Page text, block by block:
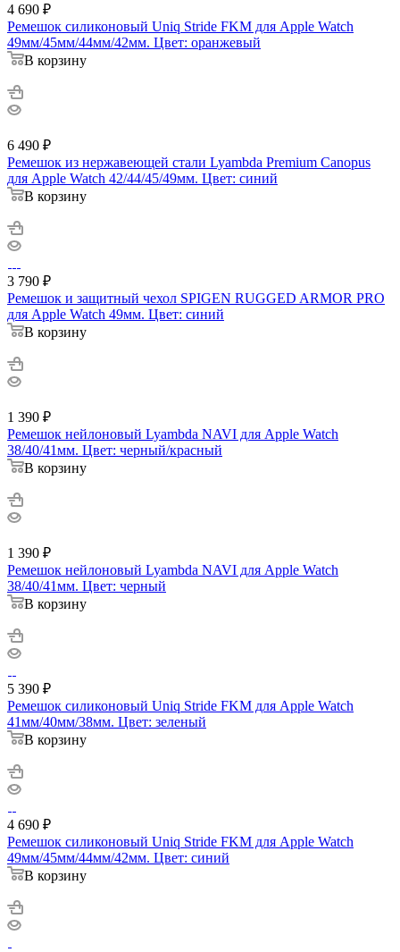
4 690 ₽
Ремешок силиконовый Uniq Stride FKM для Apple Watch
49мм/45мм/44мм/42мм. Цвет: оранжевый
В корзину
6 490 ₽
Ремешок из нержавеющей стали Lyambda Premium Canopus
для Apple Watch 42/44/45/49мм. Цвет: синий
В корзину
3 790 ₽
Ремешок и защитный чехол SPIGEN RUGGED ARMOR PRO
для Apple Watch 49мм. Цвет: синий
В корзину
1 390 ₽
Ремешок нейлоновый Lyambda NAVI для Apple Watch
38/40/41мм. Цвет: черный/красный
В корзину
1 390 ₽
Ремешок нейлоновый Lyambda NAVI для Apple Watch
38/40/41мм. Цвет: черный
В корзину
5 390 ₽
Ремешок силиконовый Uniq Stride FKM для Apple Watch
41мм/40мм/38мм. Цвет: зеленый
В корзину
4 690 ₽
Ремешок силиконовый Uniq Stride FKM для Apple Watch
49мм/45мм/44мм/42мм. Цвет: синий
В корзину